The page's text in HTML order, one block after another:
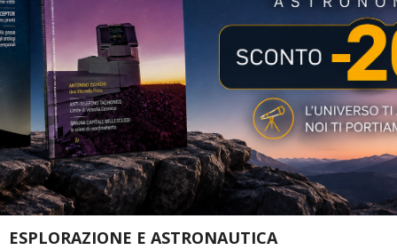
ESPLORAZIONE E ASTRONAUTICA